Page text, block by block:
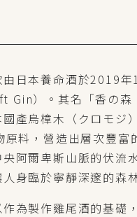
日本養命酒於2019年
Gin）。其名「香の森
產烏樟木（クロモジ
料，營造出層次豐富
阿爾卑斯山脈的伏流
身臨於寧靜深邃的森
為製作雞尾酒的基礎